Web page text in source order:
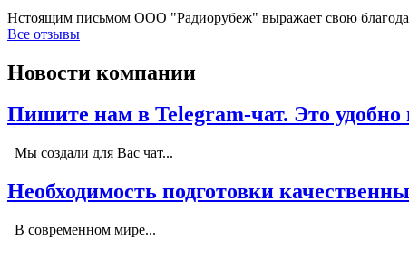
Нстоящим письмом ООО "Радиорубеж" выражает свою
Все отзывы
Новости компании
Пишите нам в Telegram-чат. Это удобно
Мы создали для Вас чат...
Необходимость подготовки
В современном мире...